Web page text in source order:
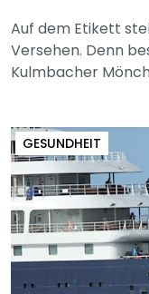
Auf dem Etikett
Versehen. Denn
Kulmbacher
GESUNDHEIT